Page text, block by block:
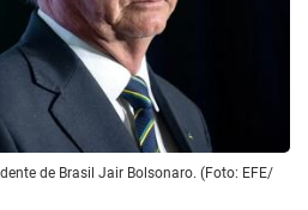
de Brasil Jair Bolsonaro. (Foto: EFE/